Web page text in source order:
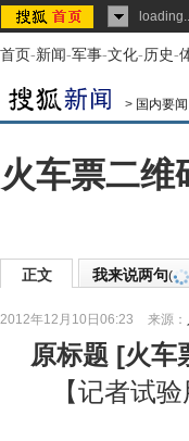
首页-新闻-军事-文化-历史-
> 国内要闻
火车票二维
正文 我来说两句(
2012年12月10日06:23 来源：
原标题 [火车
【记者试验